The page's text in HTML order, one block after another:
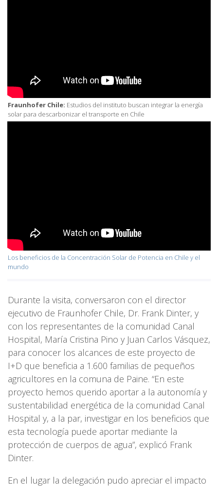
Fraunhofer Chile: Estudios del instituto buscan integrar la energía
solar para descarbonizar el transporte en Chile
Los beneficios de la Concentración Solar de Potencia en Chile y el
mundo
Durante la visita, conversaron con el director
ejecutivo de Fraunhofer Chile, Dr. Frank Dinter, y
con los representantes de la comunidad Canal
Hospital, María Cristina Pino y Juan Carlos Vásquez,
para conocer los alcances de este proyecto de
I+D que beneficia a 1.600 familias de pequeños
agricultores en la comuna de Paine. “En este
proyecto hemos querido aportar a la autonomía y
sustentabilidad energética de la comunidad Canal
Hospital y, a la par, investigar en los beneficios que
esta tecnología puede aportar mediante la
protección de cuerpos de agua”, explicó Frank
Dinter.
En el lugar la delegación pudo apreciar el impacto